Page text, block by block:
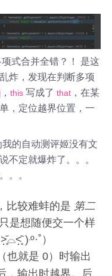
式合并全错？！ 是这
炸，发现在判断多项
j ，this 写成了that ，在某
，定位越界位置，一
我的自动测评姬没有文
不定就爆炸了。。。
。。
比较难蚌的是 第二
是想随便交一个样
)‧º·˚）
也就是 0）时输出
，输出时越界。后